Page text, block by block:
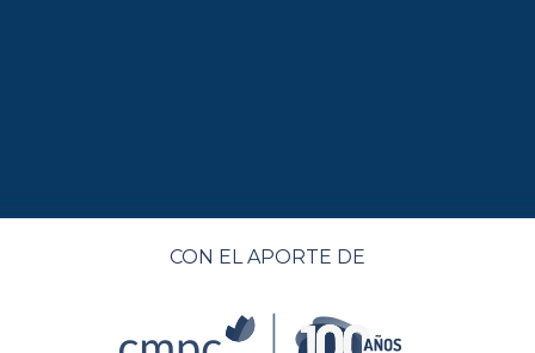
CON EL APORTE DE